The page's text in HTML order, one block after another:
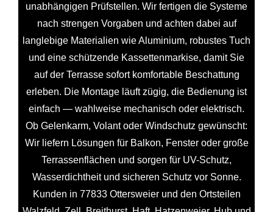
unabhängigen Prüfstellen. Wir fertigen die Systeme
nach strengen Vorgaben und achten dabei auf
langlebige Materialien wie Aluminium, robustes Tuch
und eine schützende Kassettenmarkise, damit Sie
auf der Terrasse sofort komfortable Beschattung
erleben. Die Montage läuft zügig, die Bedienung ist
einfach — wahlweise mechanisch oder elektrisch.
Ob Gelenkarm, Volant oder Windschutz gewünscht:
Wir liefern Lösungen für Balkon, Fenster oder große
Terrassenflächen und sorgen für UV-Schutz,
Wasserdichtheit und sicheren Schutz vor Sonne.
Kunden in 77833 Ottersweier und den Ortsteilen